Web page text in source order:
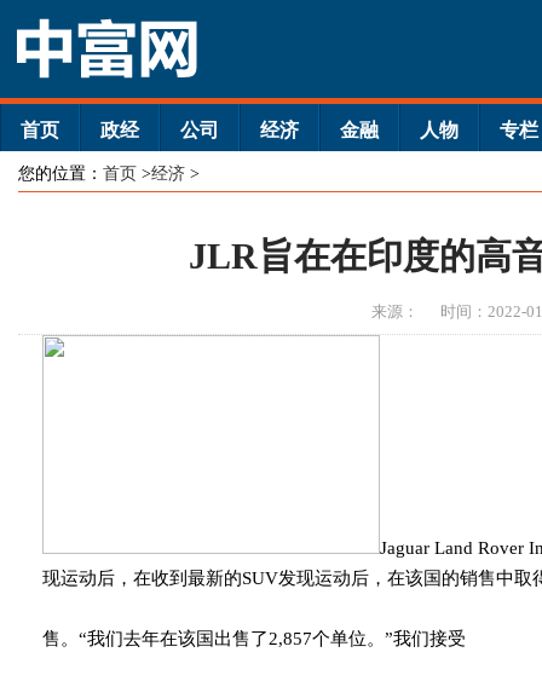
首页 政经 公司 经济 金融 人物 专栏
您的位置： 首页 >经济 >
JLR旨在在印度的高
来源： 时间：2022-
Jaguar Land Rover
现运动后，在收到最新的SUV发现运动后，在该国的销售中取
售。“我们去年在该国出售了2,857个单位。”我们接受